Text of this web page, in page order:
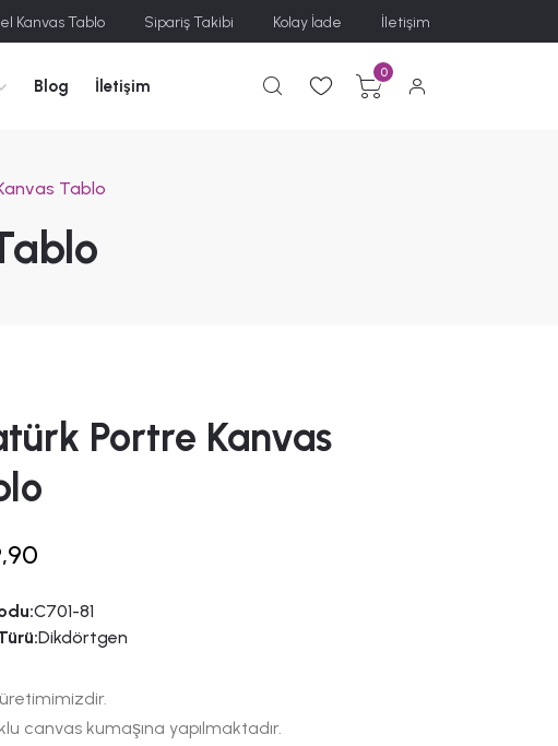
Kanvas Tablo Sipariş Takibi Kolay İade İletişim
Blog İletişim
0
Tablo
Portre Kanvas
C701-81
Dikdörtgen
üretimimizdir.
canvas kumaşına yapılmaktadır.